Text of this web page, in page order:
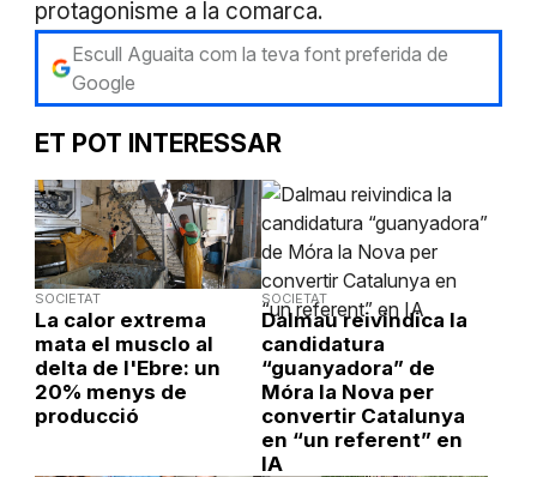
protagonisme a la comarca.
Escull Aguaita com la teva font preferida de
Google
ET POT INTERESSAR
SOCIETAT
La calor extrema
mata el musclo al
delta de l'Ebre: un
20% menys de
producció
SOCIETAT
Dalmau reivindica la
candidatura
“guanyadora” de
Móra la Nova per
convertir Catalunya
en “un referent” en
IA